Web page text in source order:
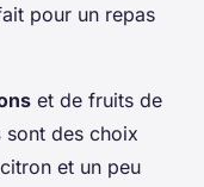
pour un repas
et de fruits de
sont des choix
et un peu